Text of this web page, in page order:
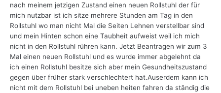
nach meinem jetzigen Zustand einen neuen Rollstuhl der für
mich nutzbar ist ich sitze mehrere Stunden am Tag in den
Rollstuhl wo man nicht Mal die Seiten Lehnen verstellbar sind
und mein Hinten schon eine Taubheit aufweist weil ich mich
nicht in den Rollstuhl rühren kann. Jetzt Beantragen wir zum 3
Mal einen neuen Rollstuhl und es wurde immer abgelehnt da
ich einen Rollstuhl besitze sich aber mein Gesundheitszustand
gegen über früher stark verschlechtert hat.Auserdem kann ich
nicht mit dem Rollstuhl bei uneben heiten fahren da ständig die